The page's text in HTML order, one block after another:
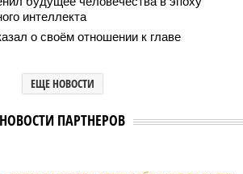
мутациях. Это изменения в
любой клетки организма (кроме
которые являются
деления клеток и происходят на
жизни. Иногда они возникают под
факторов, условно таких как
до сих пор бьются над загадкой